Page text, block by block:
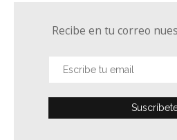
Recibe en tu correo